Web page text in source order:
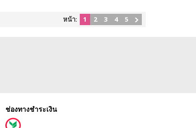
หน้า: 1 2 3 4 5
ช่องทางชำระเงิน